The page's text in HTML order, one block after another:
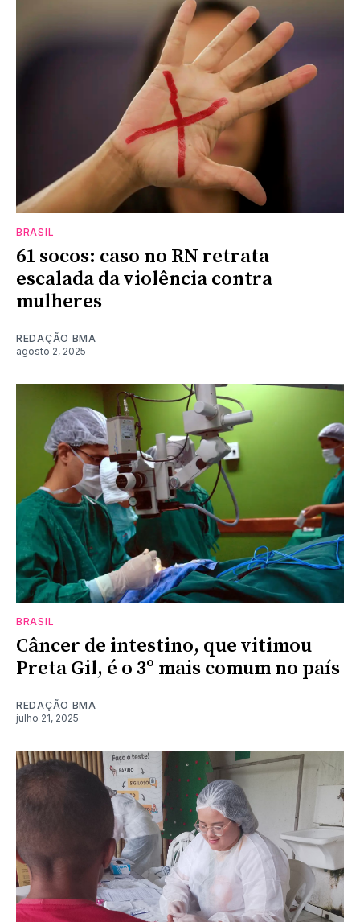
BRASIL
61 socos: caso no RN retrata
escalada da violência contra
mulheres
REDAÇÃO BMA
agosto 2, 2025
BRASIL
Câncer de intestino, que vitimou
Preta Gil, é o 3º mais comum no país
REDAÇÃO BMA
julho 21, 2025